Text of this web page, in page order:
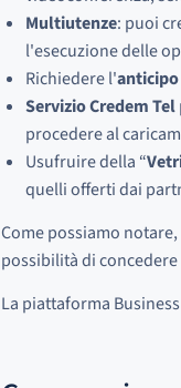
Multiutenze: puoi
l'esecuzione delle
Richiedere l'
Servizio Credem Tel
procedere al
Usufruire della “
quelli offerti dai
Come possiamo
possibilità di
La piattaforma